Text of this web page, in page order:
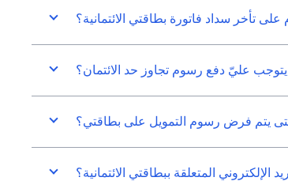
تأخر سداد فاتورة بطاقتي الائتمانية؟
عليّ دفع رسوم تجاوز حد الائتمان؟
يتم فرض رسوم التمويل على بطاقتي؟
المتعلقة ببطاقتي الائتمانية؟